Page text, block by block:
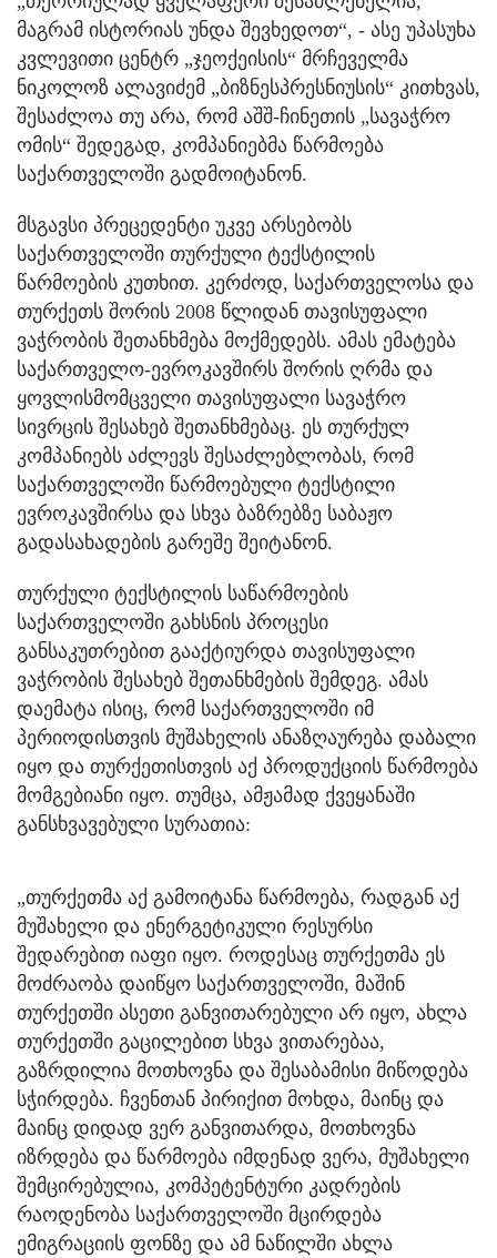
მაგრამ ისტორიას უნდა შევხედოთ“, - ასე უპასუხა
კვლევითი ცენტრ „ჯეოქეისის“ მრჩეველმა
ნიკოლოზ ალავიძემ „ბიზნესპრესნიუსის“ კითხვას,
შესაძლოა თუ არა, რომ აშშ-ჩინეთის „სავაჭრო
ომის“ შედეგად, კომპანიებმა წარმოება
საქართველოში გადმოიტანონ.
მსგავსი პრეცედენტი უკვე არსებობს
საქართველოში თურქული ტექსტილის
წარმოების კუთხით. კერძოდ, საქართველოსა და
თურქეთს შორის 2008 წლიდან თავისუფალი
ვაჭრობის შეთანხმება მოქმედებს. ამას ემატება
საქართველო-ევროკავშირს შორის ღრმა და
ყოვლისმომცველი თავისუფალი სავაჭრო
სივრცის შესახებ შეთანხმებაც. ეს თურქულ
კომპანიებს აძლევს შესაძლებლობას, რომ
საქართველოში წარმოებული ტექსტილი
ევროკავშირსა და სხვა ბაზრებზე საბაჟო
გადასახადების გარეშე შეიტანონ.
თურქული ტექსტილის საწარმოების
საქართველოში გახსნის პროცესი
განსაკუთრებით გააქტიურდა თავისუფალი
ვაჭრობის შესახებ შეთანხმების შემდეგ. ამას
დაემატა ისიც, რომ საქართველოში იმ
პერიოდისთვის მუშახელის ანაზღაურება დაბალი
იყო და თურქეთისთვის აქ პროდუქციის წარმოება
მომგებიანი იყო. თუმცა, ამჟამად ქვეყანაში
განსხვავებული სურათია:
„თურქეთმა აქ გამოიტანა წარმოება, რადგან აქ
მუშახელი და ენერგეტიკული რესურსი
შედარებით იაფი იყო. როდესაც თურქეთმა ეს
მოძრაობა დაიწყო საქართველოში, მაშინ
თურქეთში ასეთი განვითარებული არ იყო, ახლა
თურქეთში გაცილებით სხვა ვითარებაა,
გაზრდილია მოთხოვნა და შესაბამისი მიწოდება
სჭირდება. ჩვენთან პირიქით მოხდა, მაინც და
მაინც დიდად ვერ განვითარდა, მოთხოვნა
იზრდება და წარმოება იმდენად ვერა, მუშახელი
შემცირებულია, კომპეტენტური კადრების
რაოდენობა საქართველოში მცირდება
ემიგრაციის ფონზე და ამ ნაწილში ახლა